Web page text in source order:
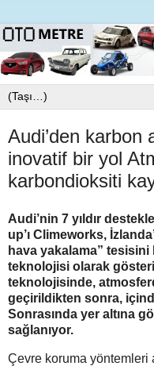
Audi’den karbon
inovatif bir yol
karbondioksiti
Audi’nin 7 yıldır
up’ı Climeworks,
hava yakalama”
teknolojisi olarak
teknolojisinde,
geçirildikten sonra,
Sonrasında yer altına
sağlanıyor.
Çevre koruma yöntemleri